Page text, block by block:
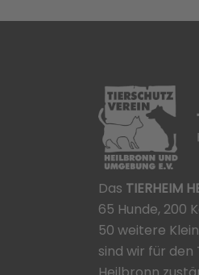
Das TIERHEIM
65 Hunde, 200
50 weitere
sind wir für den